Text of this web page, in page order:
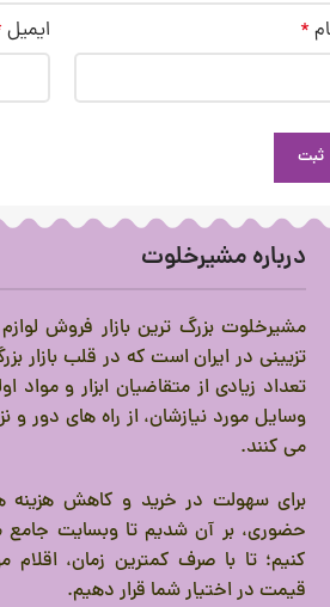
* ایمیل
درباره مشیرخلوت
مشیرخلوت بزرگ ترین بازار فروش
تزیینی در ایران است که در قلب بازار
تعداد زیادی از متقاضیان ابزار و مواد
وسایل مورد نیازشان، از راه های دور و
می کنند.
برای سهولت در خرید و کاهش هزینه
حضوری، بر آن شدیم تا وبسایت جامع
کنیم؛ تا با صرف کمترین زمان، اقلام
قیمت در اختیار شما قرار دهیم.